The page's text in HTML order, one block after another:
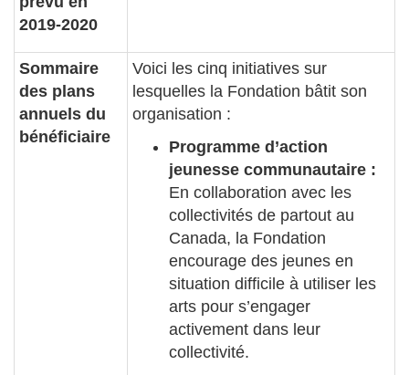
2019-2020
Sommaire
des plans
annuels du
bénéficiaire
Voici les cinq initiatives sur
lesquelles la Fondation bâtit son
organisation :
Programme d’action
jeunesse communautaire :
En collaboration avec les
collectivités de partout au
Canada, la Fondation
encourage des jeunes en
situation difficile à utiliser les
arts pour s’engager
activement dans leur
collectivité.